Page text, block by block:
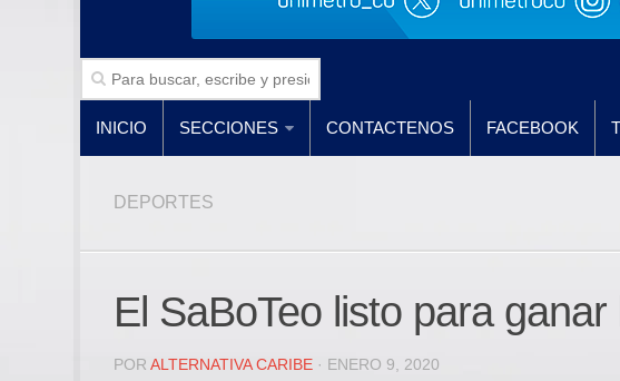
INICIO SECCIONES CONTACTENOS FACEBOOK
DEPORTES
El SaBoTeo listo para
POR ALTERNATIVA CARIBE · ENERO 9, 2020